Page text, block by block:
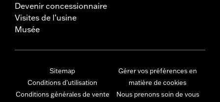
Devenir concessionnaire
Visites de l’usine
Musée
Sitemap
Conditions d'utilisation
Conditions générales de vente
Gérer vos préférences en
matière de cookies
Nous prenons soin de vous